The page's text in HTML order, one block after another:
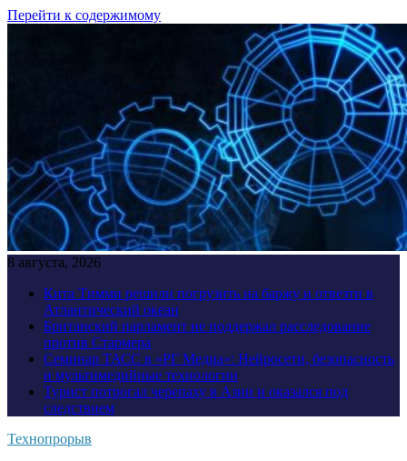
Перейти к содержимому
8 августа, 2026
Кита Тимми решили погрузить на баржу и отвезти в
Атлантический океан
Британский парламент не поддержал расследование
против Стармера
Семинар ТАСС в «РГ Медиа»: Нейросети, безопасность
и мультимедийные технологии
Турист потрогал черепаху в Азии и оказался под
следствием
Технопрорыв